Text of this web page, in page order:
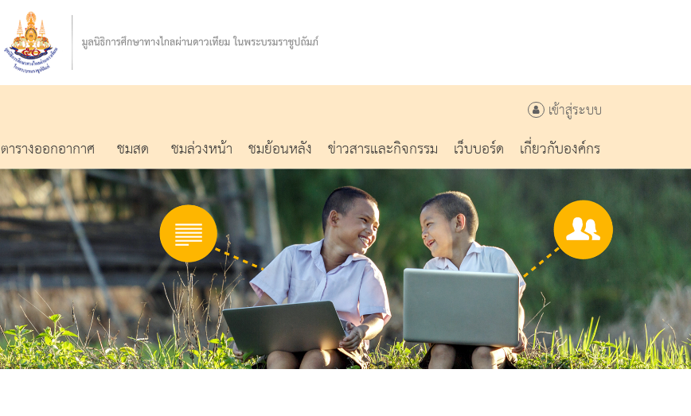
เข้าสู่ระบบ
ตารางออกอากาศ ชมสด ชมล่วงหน้า ชมย้อนหลัง ข่าวสารและกิจกรรม เว็บบอร์ด เกี่ยวกับองค์กร